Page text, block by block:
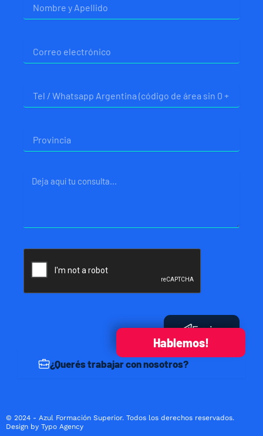
Hablemos!
¿Querés trabajar con nosotros?
electrónico
Mensaje
Enviar
© 2024 - Azul Formación Superior. Todos los derechos reservados.
Design by Typo Agency